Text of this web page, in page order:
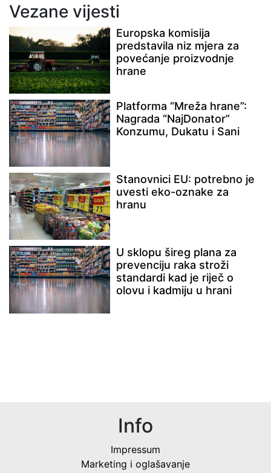
Vezane vijesti
Europska komisija
predstavila niz mjera za
povećanje proizvodnje
hrane
Platforma “Mreža hrane”:
Nagrada “NajDonator”
Konzumu, Dukatu i Sani
Stanovnici EU: potrebno je
uvesti eko-oznake za
hranu
U sklopu šireg plana za
prevenciju raka stroži
standardi kad je riječ o
olovu i kadmiju u hrani
Info
Impressum
Marketing i oglašavanje